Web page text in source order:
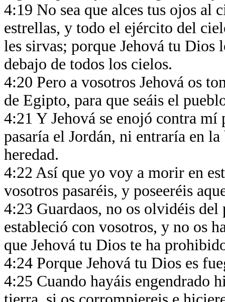
4:19 No sea que alces tus ojos
estrellas, y todo el ejército del
les sirvas; porque Jehová tu Dios
debajo de todos los cielos.
4:20 Pero a vosotros Jehová os
de Egipto, para que seáis el
4:21 Y Jehová se enojó contra
pasaría el Jordán, ni entraría en
heredad.
4:22 Así que yo voy a morir en
vosotros pasaréis, y poseeréis
4:23 Guardaos, no os olvidéis
estableció con vosotros, y no os
que Jehová tu Dios te ha
4:24 Porque Jehová tu Dios es
4:25 Cuando hayáis engendrado